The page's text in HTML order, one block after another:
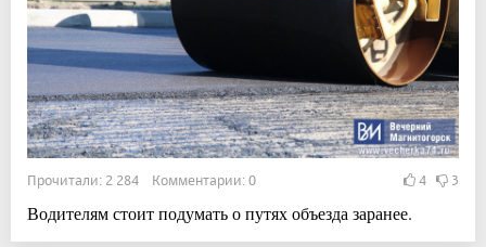
Прочитали: 2 284 Комментарии: 0 4 3
Водителям стоит подумать о путях объезда заранее.